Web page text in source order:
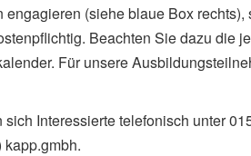
engagieren (siehe blaue Box rechts),
Beachten Sie dazu die
Für unsere
sich Interessierte telefonisch unter
kapp.gmbh.